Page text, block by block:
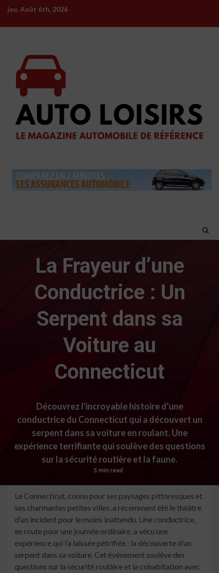
Skip
content
jeu. Août 6th, 2026
La Frayeur d’une
Conductrice : Un
Serpent dans sa
Voiture au
Connecticut
Découvrez l'incroyable histoire d'une
conductrice du Connecticut qui a découvert un
serpent dans sa voiture en roulant. Une
expérience terrifiante qui soulève des questions
sur la sécurité routière et la faune.
5 min read
Le Connecticut, connu pour ses paysages pittoresques et
ses charmantes petites villes, a récemment été le théâtre
d’un incident pour le moins inattendu. Une conductrice,
en route pour une journée ordinaire, a vécu une
expérience qui l’a laissée pétrifiée : la découverte d’un
serpent dans sa voiture. Cet événement soulève des
questions sur la sécurité routière et la cohabitation avec